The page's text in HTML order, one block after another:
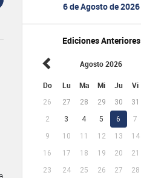
6 de Agosto de 2026
Ediciones Anteriores
Agosto 2026
Do Lu Ma Mi Ju Vi
26 27 28 29 30 31
2
3 4 5 6 7
9
10 11 12 13 14
16
17 18 19 20 21
23
24 25 26 27 28